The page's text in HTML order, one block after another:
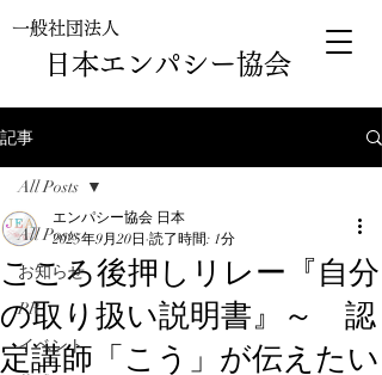
日本エンパシー協会
一般社団法人
記事
All Posts
お知らせ
PR
イベント
All Posts
こころ後押しリレー『自分
の取り扱い説明書』～ 認
定講師「こう」が伝えたい
エンパシー協会 日本
2025年9月20日 読了時間: 1分